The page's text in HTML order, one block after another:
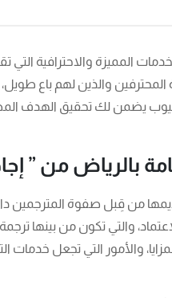
المميزة والاحترافية التي
والذين لهم باع
يضمن لك تحقيق الهدف
بالرياض من ”
من قِبل صفوة المترجمين
والتي تكون من بينها
والأمور التي تجعل خدمات